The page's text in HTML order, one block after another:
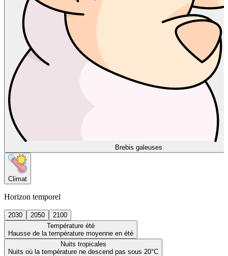
Brebis galeuses
Climat
Horizon temporel
2030 2050
2100
Température été
Hausse de la température moyenne en été
Nuits tropicales
Nuits où la température ne descend pas sous 20°C